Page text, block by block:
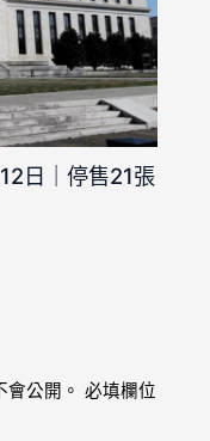
日｜停售21張
公開。 必填欄位